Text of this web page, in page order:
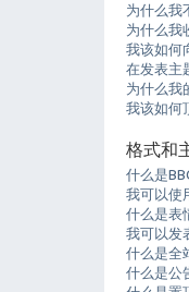
为什么我
为什么我
我该如何
在发表主
为什么我
我该如何
格式和
什么是
我可以使
什么是表
我可以发
什么是全
什么是公